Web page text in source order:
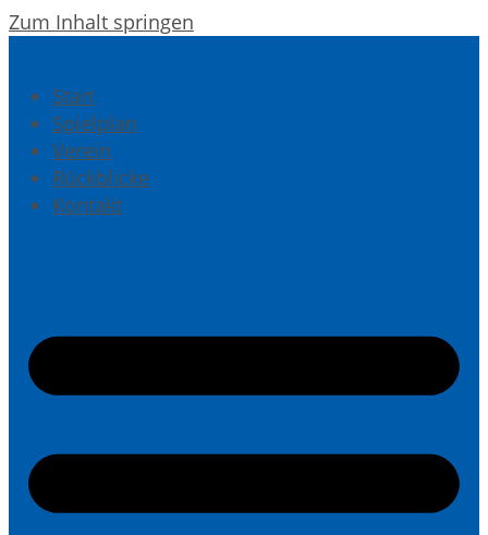
Zum Inhalt springen
Start
Spielplan
Verein
Rückblicke
Kontakt